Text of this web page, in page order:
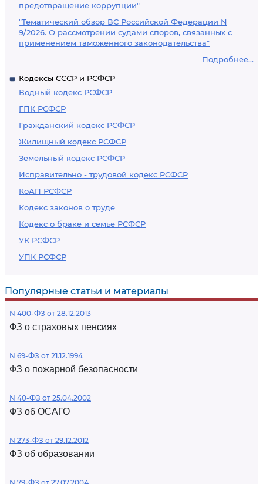
предотвращение коррупции"
"Тематический обзор ВС Российской Федерации N
9/2026. О рассмотрении судами споров, связанных с
применением таможенного законодательства"
Подробнее...
Кодексы СССР и РСФСР
Водный кодекс РСФСР
ГПК РСФСР
Гражданский кодекс РСФСР
Жилищный кодекс РСФСР
Земельный кодекс РСФСР
Исправительно - трудовой кодекс РСФСР
КоАП РСФСР
Кодекс законов о труде
Кодекс о браке и семье РСФСР
УК РСФСР
УПК РСФСР
Популярные статьи и материалы
N 400-ФЗ от 28.12.2013
ФЗ о страховых пенсиях
N 69-ФЗ от 21.12.1994
ФЗ о пожарной безопасности
N 40-ФЗ от 25.04.2002
ФЗ об ОСАГО
N 273-ФЗ от 29.12.2012
ФЗ об образовании